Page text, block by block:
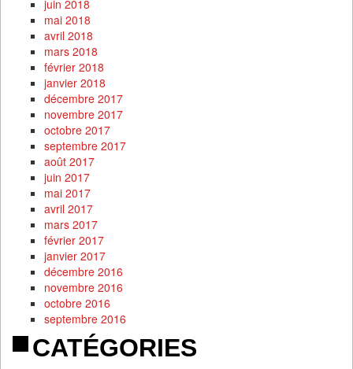
juin 2018
mai 2018
avril 2018
mars 2018
février 2018
janvier 2018
décembre 2017
novembre 2017
octobre 2017
septembre 2017
août 2017
juin 2017
mai 2017
avril 2017
mars 2017
février 2017
janvier 2017
décembre 2016
novembre 2016
octobre 2016
septembre 2016
CATÉGORIES